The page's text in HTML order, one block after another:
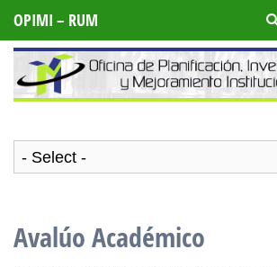
OPIMI – RUM
Avalúo Académico